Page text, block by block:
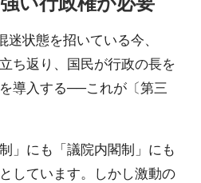
状態を招いている今、
ち返り、国民が行政の長を
導入する──これが〔第三
」にも「議院内閣制」にも
しています。しかし激動の